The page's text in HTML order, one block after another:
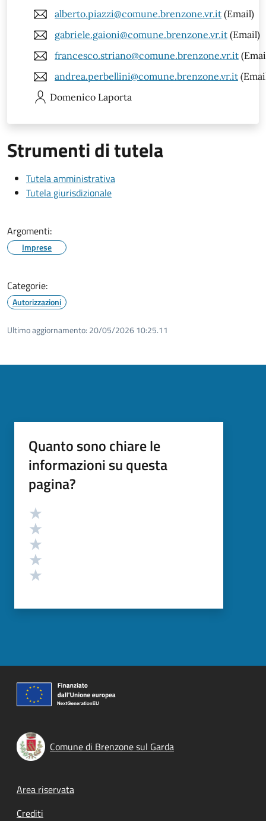
alberto.piazzi@comune.brenzone.vr.it (Email)
gabriele.gaioni@comune.brenzone.vr.it (Email)
francesco.striano@comune.brenzone.vr.it
andrea.perbellini@comune.brenzone.vr.it
Domenico Laporta
Strumenti di tutela
Tutela amministrativa
Tutela giurisdizionale
Argomenti:
Imprese
Categorie:
Autorizzazioni
Ultimo aggiornamento: 20/05/2026 10:25.11
Quanto sono chiare le
informazioni su questa
pagina?
Valutazione
Comune di Brenzone sul Garda
Footer menu
Area riservata
Crediti